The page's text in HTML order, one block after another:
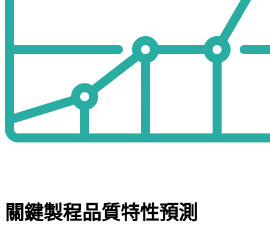
關鍵製程品質特性預測